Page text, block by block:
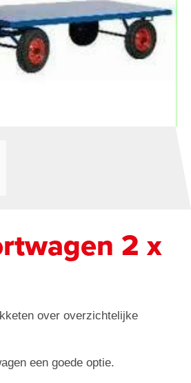
2 x
over overzichtelijke
een goede optie.